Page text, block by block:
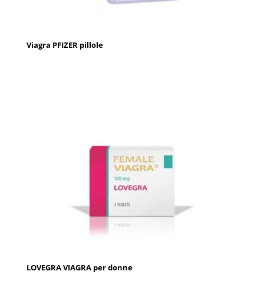
Viagra PFIZER pillole
LOVEGRA VIAGRA per donne